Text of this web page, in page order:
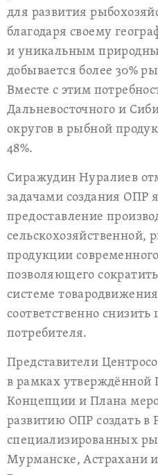
для развития
благодаря своему
и уникальным
добывается более 30%
Вместе с этим
Дальневосточного и
округов в рыбной
48%.
Сиражудин Нуралиев
задачами создания ОПР
предоставление
продукции
позволяющего
системе
соответственно
потребителя.
Представители
в рамках утверждённой
Концепции и Плана
развитию ОПР создать в
специализированных
Мурманске, Астрахани